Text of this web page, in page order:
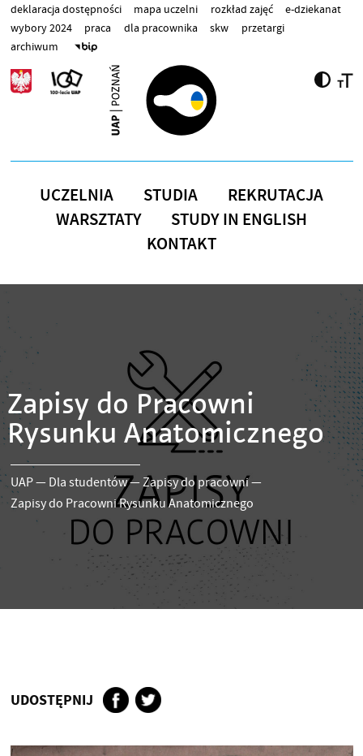
Przejdź do treści
deklaracja dostępności mapa uczelni rozkład zajęć
e-dziekanat
wybory 2024
praca dla pracownika skw
przetargi
archiwum
UCZELNIA STUDIA
REKRUTACJA
WARSZTATY
STUDY IN ENGLISH
KONTAKT
Zapisy do Pracowni
Rysunku Anatomicznego
UAP— Dla studentów—Zapisy do pracowni—
Zapisy do Pracowni Rysunku Anatomicznego
UDOSTĘPNIJ